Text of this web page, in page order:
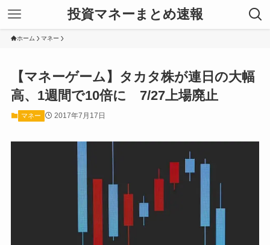
投資マネーまとめ速報
ホーム マネー
【マネーゲーム】タカタ株が連日の大幅
高、1週間で10倍に 7/27上場廃止
マネー 2017年7月17日